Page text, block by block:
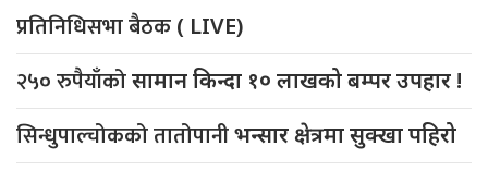
प्रतिनिधिसभा बैठक ( LIVE)
२५० रुपैयाँकोसामान किन्दा १० लाखको बम्पर उपहार !
सिन्धुपाल्चोकको तातोपानीभन्सार क्षेत्रमा सुक्खा पहिरो